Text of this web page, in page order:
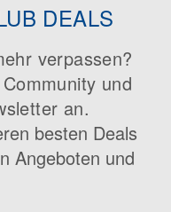
DEALS
verpassen?
und
an.
besten Deals
Angeboten und